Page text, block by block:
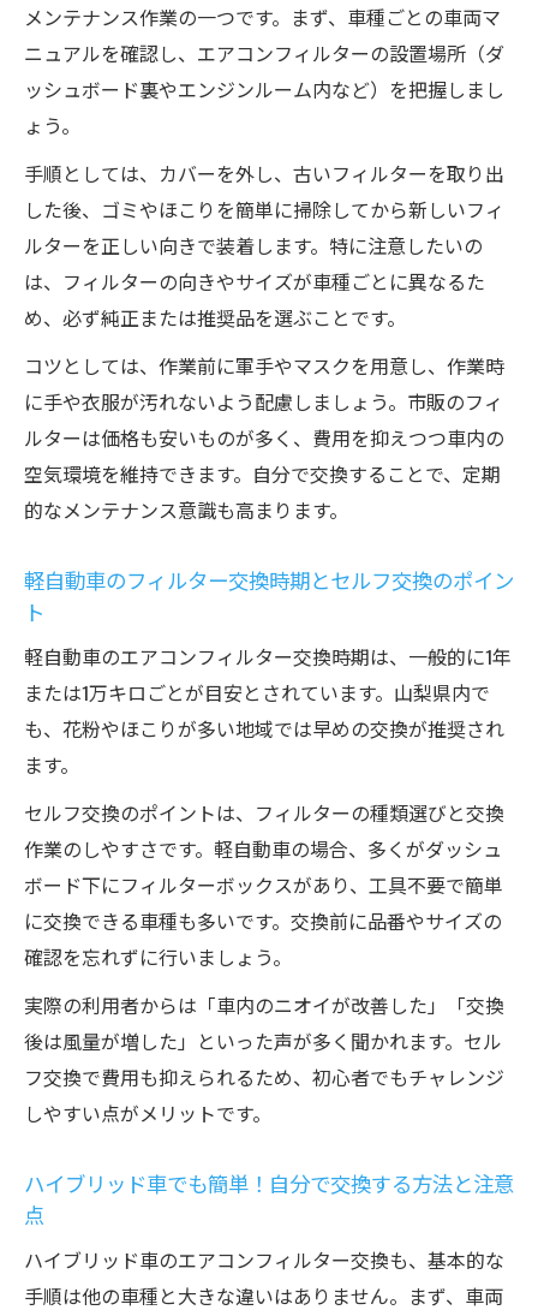
メンテナンス作業の一つです。まず、車種ごとの車両マ
ニュアルを確認し、エアコンフィルターの設置場所（ダ
ッシュボード裏やエンジンルーム内など）を把握しまし
ょう。
手順としては、カバーを外し、古いフィルターを取り出
した後、ゴミやほこりを簡単に掃除してから新しいフィ
ルターを正しい向きで装着します。特に注意したいの
は、フィルターの向きやサイズが車種ごとに異なるた
め、必ず純正または推奨品を選ぶことです。
コツとしては、作業前に軍手やマスクを用意し、作業時
に手や衣服が汚れないよう配慮しましょう。市販のフィ
ルターは価格も安いものが多く、費用を抑えつつ車内の
空気環境を維持できます。自分で交換することで、定期
的なメンテナンス意識も高まります。
軽自動車のフィルター交換時期とセルフ交換のポイン
ト
軽自動車のエアコンフィルター交換時期は、一般的に1年
または1万キロごとが目安とされています。山梨県内で
も、花粉やほこりが多い地域では早めの交換が推奨され
ます。
セルフ交換のポイントは、フィルターの種類選びと交換
作業のしやすさです。軽自動車の場合、多くがダッシュ
ボード下にフィルターボックスがあり、工具不要で簡単
に交換できる車種も多いです。交換前に品番やサイズの
確認を忘れずに行いましょう。
実際の利用者からは「車内のニオイが改善した」「交換
後は風量が増した」といった声が多く聞かれます。セル
フ交換で費用も抑えられるため、初心者でもチャレンジ
しやすい点がメリットです。
ハイブリッド車でも簡単！自分で交換する方法と注意
点
ハイブリッド車のエアコンフィルター交換も、基本的な
手順は他の車種と大きな違いはありません。まず、車両